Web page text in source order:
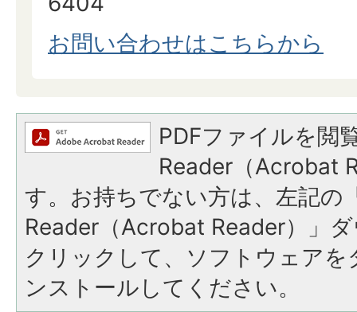
お問い合わせはこちらから
PDFファイルを閲
Reader（Acrobat
す。お持ちでない方は、左記の
Reader（Acrobat Reader）」
クリックして、ソフトウェア
ンストールしてください。